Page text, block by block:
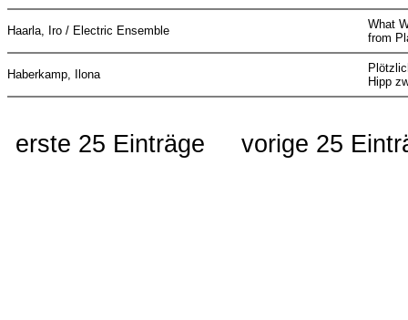
Haarla, Iro / Electric Ensemble
What
from
Haberkamp, Ilona
Hipp
erste 25 Einträge vorige 25